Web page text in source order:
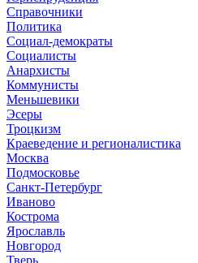
Справочники
Политика
Социал-демократы
Социалисты
Анархисты
Коммунисты
Меньшевики
Эсеры
Троцкизм
Краеведение и регионалистика
Москва
Подмосковье
Санкт-Петербург
Иваново
Кострома
Ярославль
Новгород
Тверь